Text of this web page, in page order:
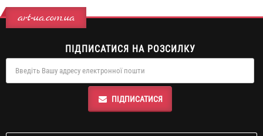
art-ua.com.ua
ПІДПИСАТИСЯ НА РОЗСИЛКУ
ПІДПИСАТИСЯ